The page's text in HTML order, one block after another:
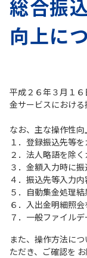
総合振
向上に
平成２６年３月１
金サービスにおける
なお、主な操作性向
１．登録振込先等
２．法人略語を除
３．金額入力時に
４．振込先等入力
５．自動集金処理
６．入出金明細照
７．一般ファイル
また、操作方法に
ただき、ご確認を お